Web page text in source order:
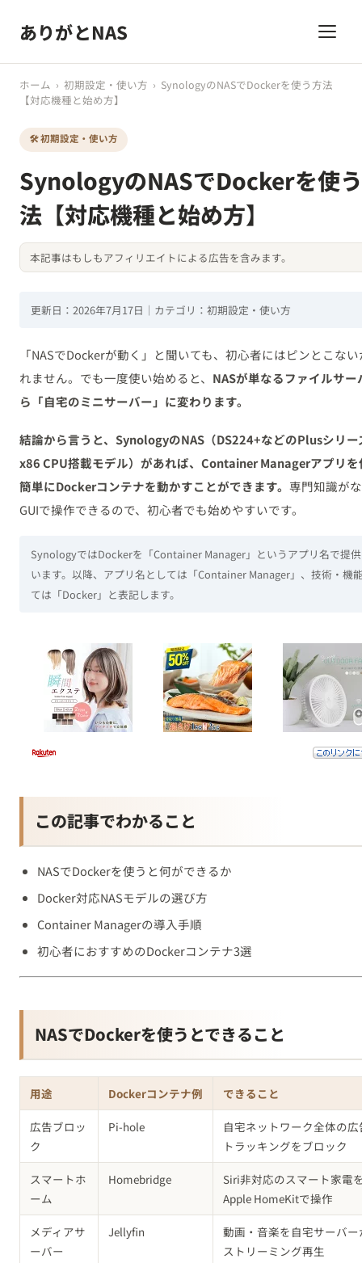
ありがとNAS
ホーム › 初期設定・使い方 › SynologyのNASでDockerを使う方法
【対応機種と始め方】
🛠️ 初期設定・使い方
SynologyのNASでDockerを使
法【対応機種と始め方】
本記事はもしもアフィリエイトによる広告を含みます。
更新日：2026年7月17日｜カテゴリ：初期設定・使い方
「NASでDockerが動く」と聞いても、初心者にはピンとこな
れません。でも一度使い始めると、 NASが単なるファイルサー
ら「自宅のミニサーバー」に変わります。
結論から言うと、SynologyのNAS（DS224+などのPlusシリー
x86 CPU搭載モデル）があれば、Container Managerアプリを
簡単にDockerコンテナを動かすことができます。 専門知識が
GUIで操作できるので、初心者でも始めやすいです。
SynologyではDockerを「Container Manager」というアプリ名で提
います。以降、アプリ名としては「Container Manager」、技術・機
ては「Docker」と表記します。
この記事でわかること
NASでDockerを使うと何ができるか
Docker対応NASモデルの選び方
Container Managerの導入手順
初心者におすすめのDockerコンテナ3選
NASでDockerを使うとできること
用途 Dockerコンテナ例 できること
広告ブロッ
ク
Pi-hole
自宅ネットワーク全体の広
トラッキングをブロック
スマートホ
ーム
Homebridge
Siri非対応のスマート家電
Apple HomeKitで操作
メディアサ
ーバー
Jellyfin
動画・音楽を自宅サーバー
ストリーミング再生